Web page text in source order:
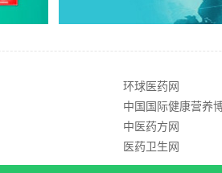
环球医药网
中国国际健康营养
中医药方网
医药卫生网